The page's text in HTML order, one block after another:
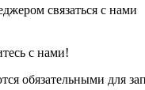
связаться с нами
с нами!
обязательными для